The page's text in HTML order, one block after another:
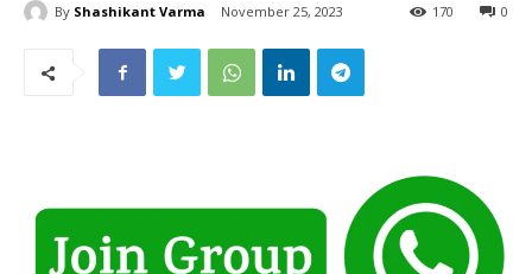
By Shashikant Varma November 25, 2023 0
170